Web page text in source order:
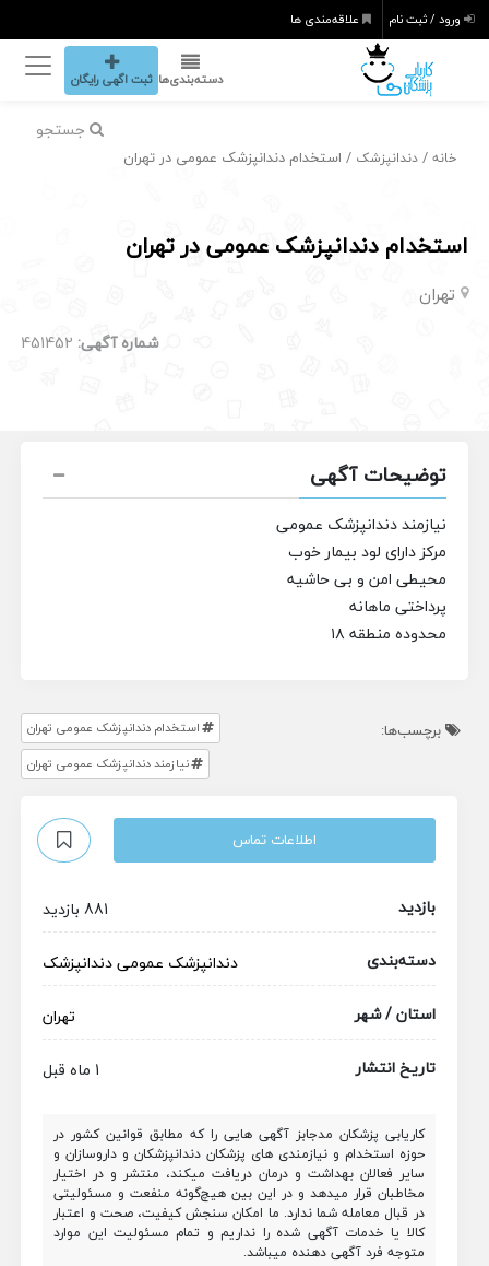
ورود / ثبت نام علاقه‌مندی ها
دسته‌بندی‌ها ثبت اگهی رایگان
جستجو
خانه /دندانپزشک / استخدام دندانپزشک عمومی در تهران
استخدام دندانپزشک عمومی در تهران
تهران
شماره آگهی: 451452
توضیحات آگهی
نیازمند دندانپزشک عمومی
مرکز دارای لود بیمار خوب
محیطی امن و بی حاشیه
پرداختی ماهانه
محدوده منطقه ۱۸
برچسب‌ها:
استخدام دندانپزشک عمومی تهران
نیازمند دندانپزشک عمومی تهران
اطلاعات تماس
بازدید
881 بازدید
دسته‌بندی
دندانپزشک عمومیدندانپزشک
استان / شهر
تهران
تاریخ انتشار
1 ماه قبل
کاریابی پزشکان مدجابز آگهی هایی را که مطابق قوانین کشور در
حوزه استخدام و نیازمندی های پزشکان دندانپزشکان و داروسازان و
سایر فعالان بهداشت و درمان دریافت میکند، منتشر و در اختیار
مخاطبان قرار میدهد و در این بین هیچ‌گونه منفعت و مسئولیتی
در قبال معامله شما ندارد. ما امکان سنجش کیفیت، صحت و اعتبار
کالا یا خدمات آگهی شده را نداریم و تمام مسئولیت این موارد
متوجه فرد آگهی دهنده میباشد.